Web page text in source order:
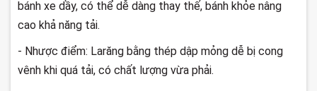
bánh xe dầy, có thể dễ dàng thay thế, bánh khỏe nâng
cao khả năng tải.
- Nhược điểm: Larăng bằng thép dập mỏng dễ bị cong
vênh khi quá tải, có chất lượng vừa phải.